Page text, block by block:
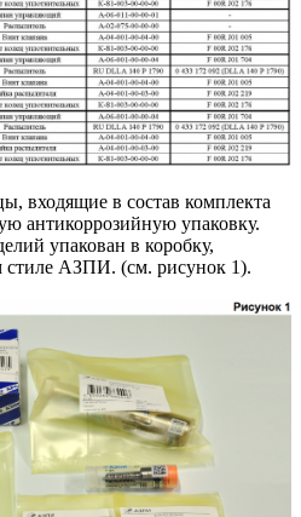
входящие в состав комплекта
антикоррозийную упаковку.
упакован в коробку,
АЗПИ. (см. рисунок 1).